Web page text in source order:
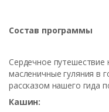
Состав программы
Сердечное путешествие
масленичные гуляния в
рассказом нашего гида
Кашин: